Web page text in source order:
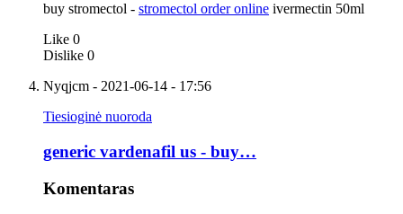
buy stromectol - stromectol order online ivermectin 50ml
Like 0
Dislike 0
Nyqjcm - 2021-06-14 - 17:56
Tiesioginė nuoroda
generic vardenafil us - buy…
Komentaras